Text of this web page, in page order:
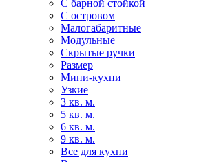
С барной стойкой
С островом
Малогабаритные
Модульные
Скрытые ручки
Размер
Мини-кухни
Узкие
3 кв. м.
5 кв. м.
6 кв. м.
9 кв. м.
Все для кухни